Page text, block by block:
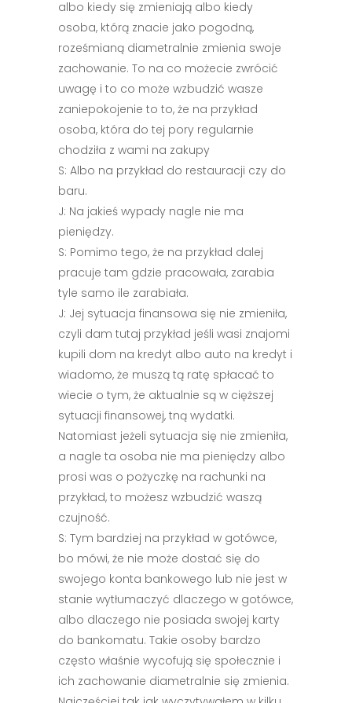
albo kiedy się zmieniają albo kiedy
osoba, którą znacie jako pogodną,
roześmianą diametralnie zmienia swoje
zachowanie. To na co możecie zwrócić
uwagę i to co może wzbudzić wasze
zaniepokojenie to to, że na przykład
osoba, która do tej pory regularnie
chodziła z wami na zakupy
S: Albo na przykład do restauracji czy do
baru.
J: Na jakieś wypady nagle nie ma
pieniędzy.
S: Pomimo tego, że na przykład dalej
pracuje tam gdzie pracowała, zarabia
tyle samo ile zarabiała.
J: Jej sytuacja finansowa się nie zmieniła,
czyli dam tutaj przykład jeśli wasi znajomi
kupili dom na kredyt albo auto na kredyt i
wiadomo, że muszą tą ratę spłacać to
wiecie o tym, że aktualnie są w cięższej
sytuacji finansowej, tną wydatki.
Natomiast jeżeli sytuacja się nie zmieniła,
a nagle ta osoba nie ma pieniędzy albo
prosi was o pożyczkę na rachunki na
przykład, to możesz wzbudzić waszą
czujność.
S: Tym bardziej na przykład w gotówce,
bo mówi, że nie może dostać się do
swojego konta bankowego lub nie jest w
stanie wytłumaczyć dlaczego w gotówce,
albo dlaczego nie posiada swojej karty
do bankomatu. Takie osoby bardzo
często właśnie wycofują się społecznie i
ich zachowanie diametralnie się zmienia.